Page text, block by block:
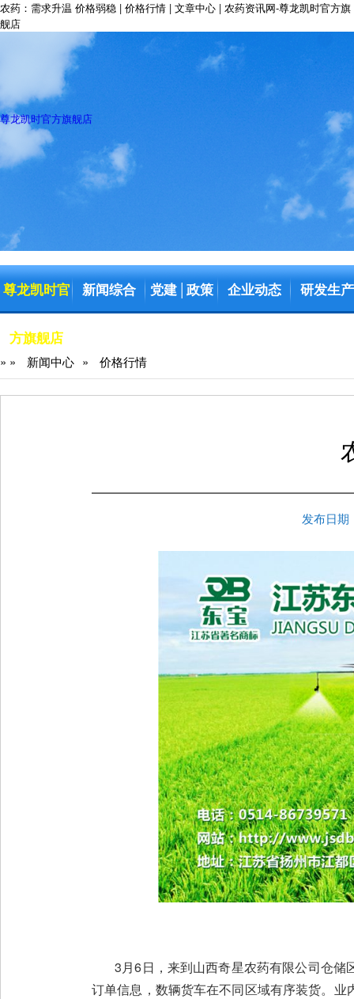
农药：需求升温 价格弱稳 | 价格行情 | 文章中心 | 农药资讯网-尊龙凯时官方旗
舰店
尊龙凯时官方旗舰店
尊龙凯时官
方旗舰店
新闻综合 党建 政策 企业动态 研发生产
» » 新闻中心 » 价格行情
发布日期
3月6日，来到山西奇星农药有限公司仓储
订单信息，数辆货车在不同区域有序装货。